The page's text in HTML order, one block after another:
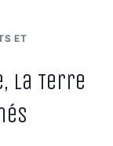
ET
la Terre